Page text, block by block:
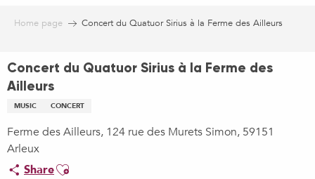
Home page Concert du Quatuor Sirius à la Ferme des Ailleurs
Concert du Quatuor Sirius à la Ferme des
Ailleurs
MUSIC CONCERT
Ferme des Ailleurs, 124 rue des Murets Simon, 59151
Arleux
ShareAjouter aux favoris